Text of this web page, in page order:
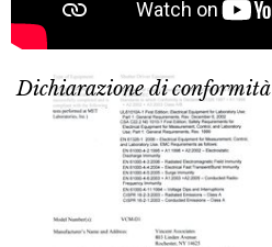
Dichiarazione di conformità